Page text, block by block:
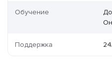
Обучение
Поддержка